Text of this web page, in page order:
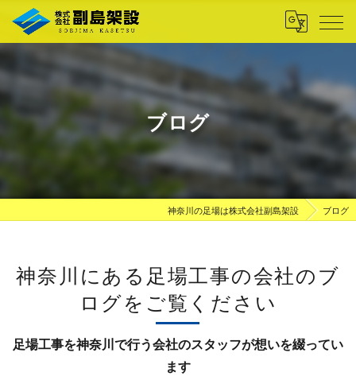
ブログ
神奈川の足場は株式会社副島架設 ブログ
神奈川にある足場工事の会社のブ
ログをご覧ください
足場工事を神奈川で行う会社のスタッフが想いを綴ってい
ます